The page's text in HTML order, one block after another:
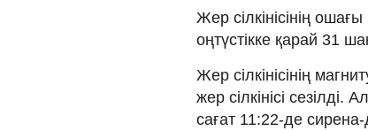
Жер сілкінісінің
оңтүстікке қарай 31
Жер сілкінісінің
жер сілкінісі
сағат 11:22-де